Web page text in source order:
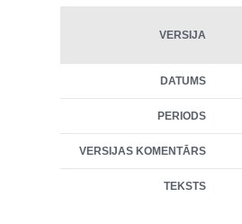
VERSIJA
DATUMS
PERIODS
VERSIJAS KOMENTĀRS
TEKSTS